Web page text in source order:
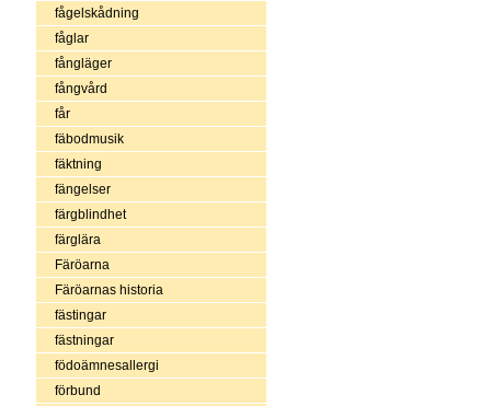
fågelskådning
fåglar
fångläger
fångvård
får
fäbodmusik
fäktning
fängelser
färgblindhet
färglära
Färöarna
Färöarnas historia
fästingar
fästningar
födoämnesallergi
förbund